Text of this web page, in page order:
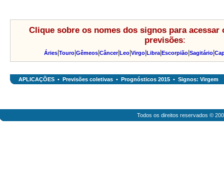
Clique sobre os nomes dos signos para acessar
previsões:
Áries| Touro| Gêmeos| Câncer|Leo| Virgo| Libra|Escorpião| Sagitário|
APLICAÇÕES • Previsões coletivas • Prognósticos 2015 • Signos: Virgem
Todos os direitos reservados ©